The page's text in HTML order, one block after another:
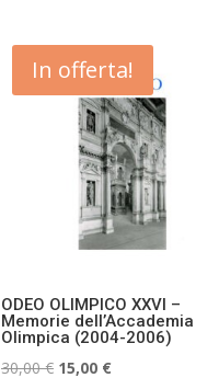
era:
35,00 €.
è:
25,00 €.
In offerta!
ODEO OLIMPICO XXVI –
Memorie dell’Accademia
Olimpica (2004-2006)
30,00€ Il
15,00 €Il